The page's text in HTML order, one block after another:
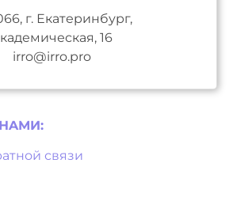
г. Екатеринбург,
16
irro@irro.pro
связи